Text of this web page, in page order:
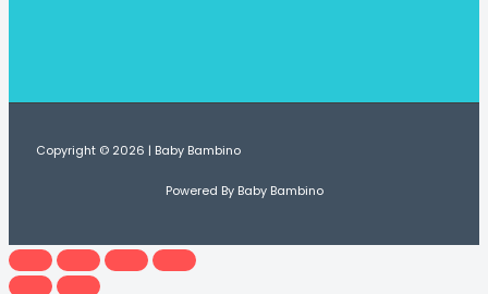
Copyright © 2026 | Baby Bambino
Powered By Baby Bambino